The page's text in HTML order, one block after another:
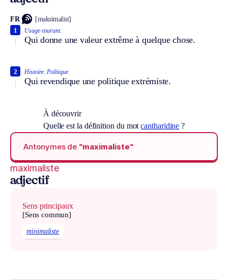
FR [maksimalist]
Usage courant.
Qui donne une valeur extrême à quelque chose.
1
Histoire. Politique.
Qui revendique une politique extrémiste.
2
À découvrir
Quelle est la définition du motcantharidine ?
Antonymes de “maximaliste“
maximaliste
adjectif
Sens principaux
[Sens commun]
minimaliste